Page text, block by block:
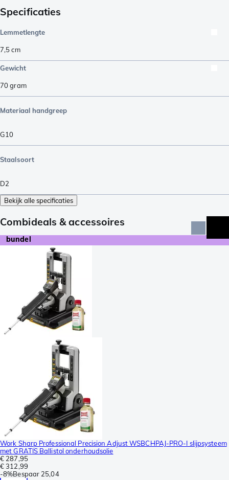
Specificaties
Lemmetlengte
7,5cm
Gewicht
70gram
Materiaal handgreep
G10
Staalsoort
D2
Bekijk alle specificaties
Combideals & accessoires
bundel
Work Sharp Professional Precision Adjust WSBCHPAJ-PRO-I slijpsysteem
met GRATIS Ballistol onderhoudsolie
€ 287,95
€ 312,99
-8%Bespaar 25,04